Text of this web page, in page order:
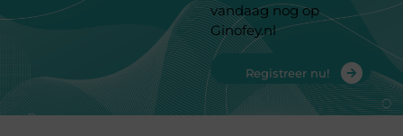
vandaag nog op
Ginofey.nl
Registreer nu!